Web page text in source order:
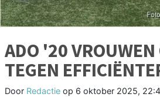
ADO '20
TEGEN
Door Redactie op 6 oktober 2025,